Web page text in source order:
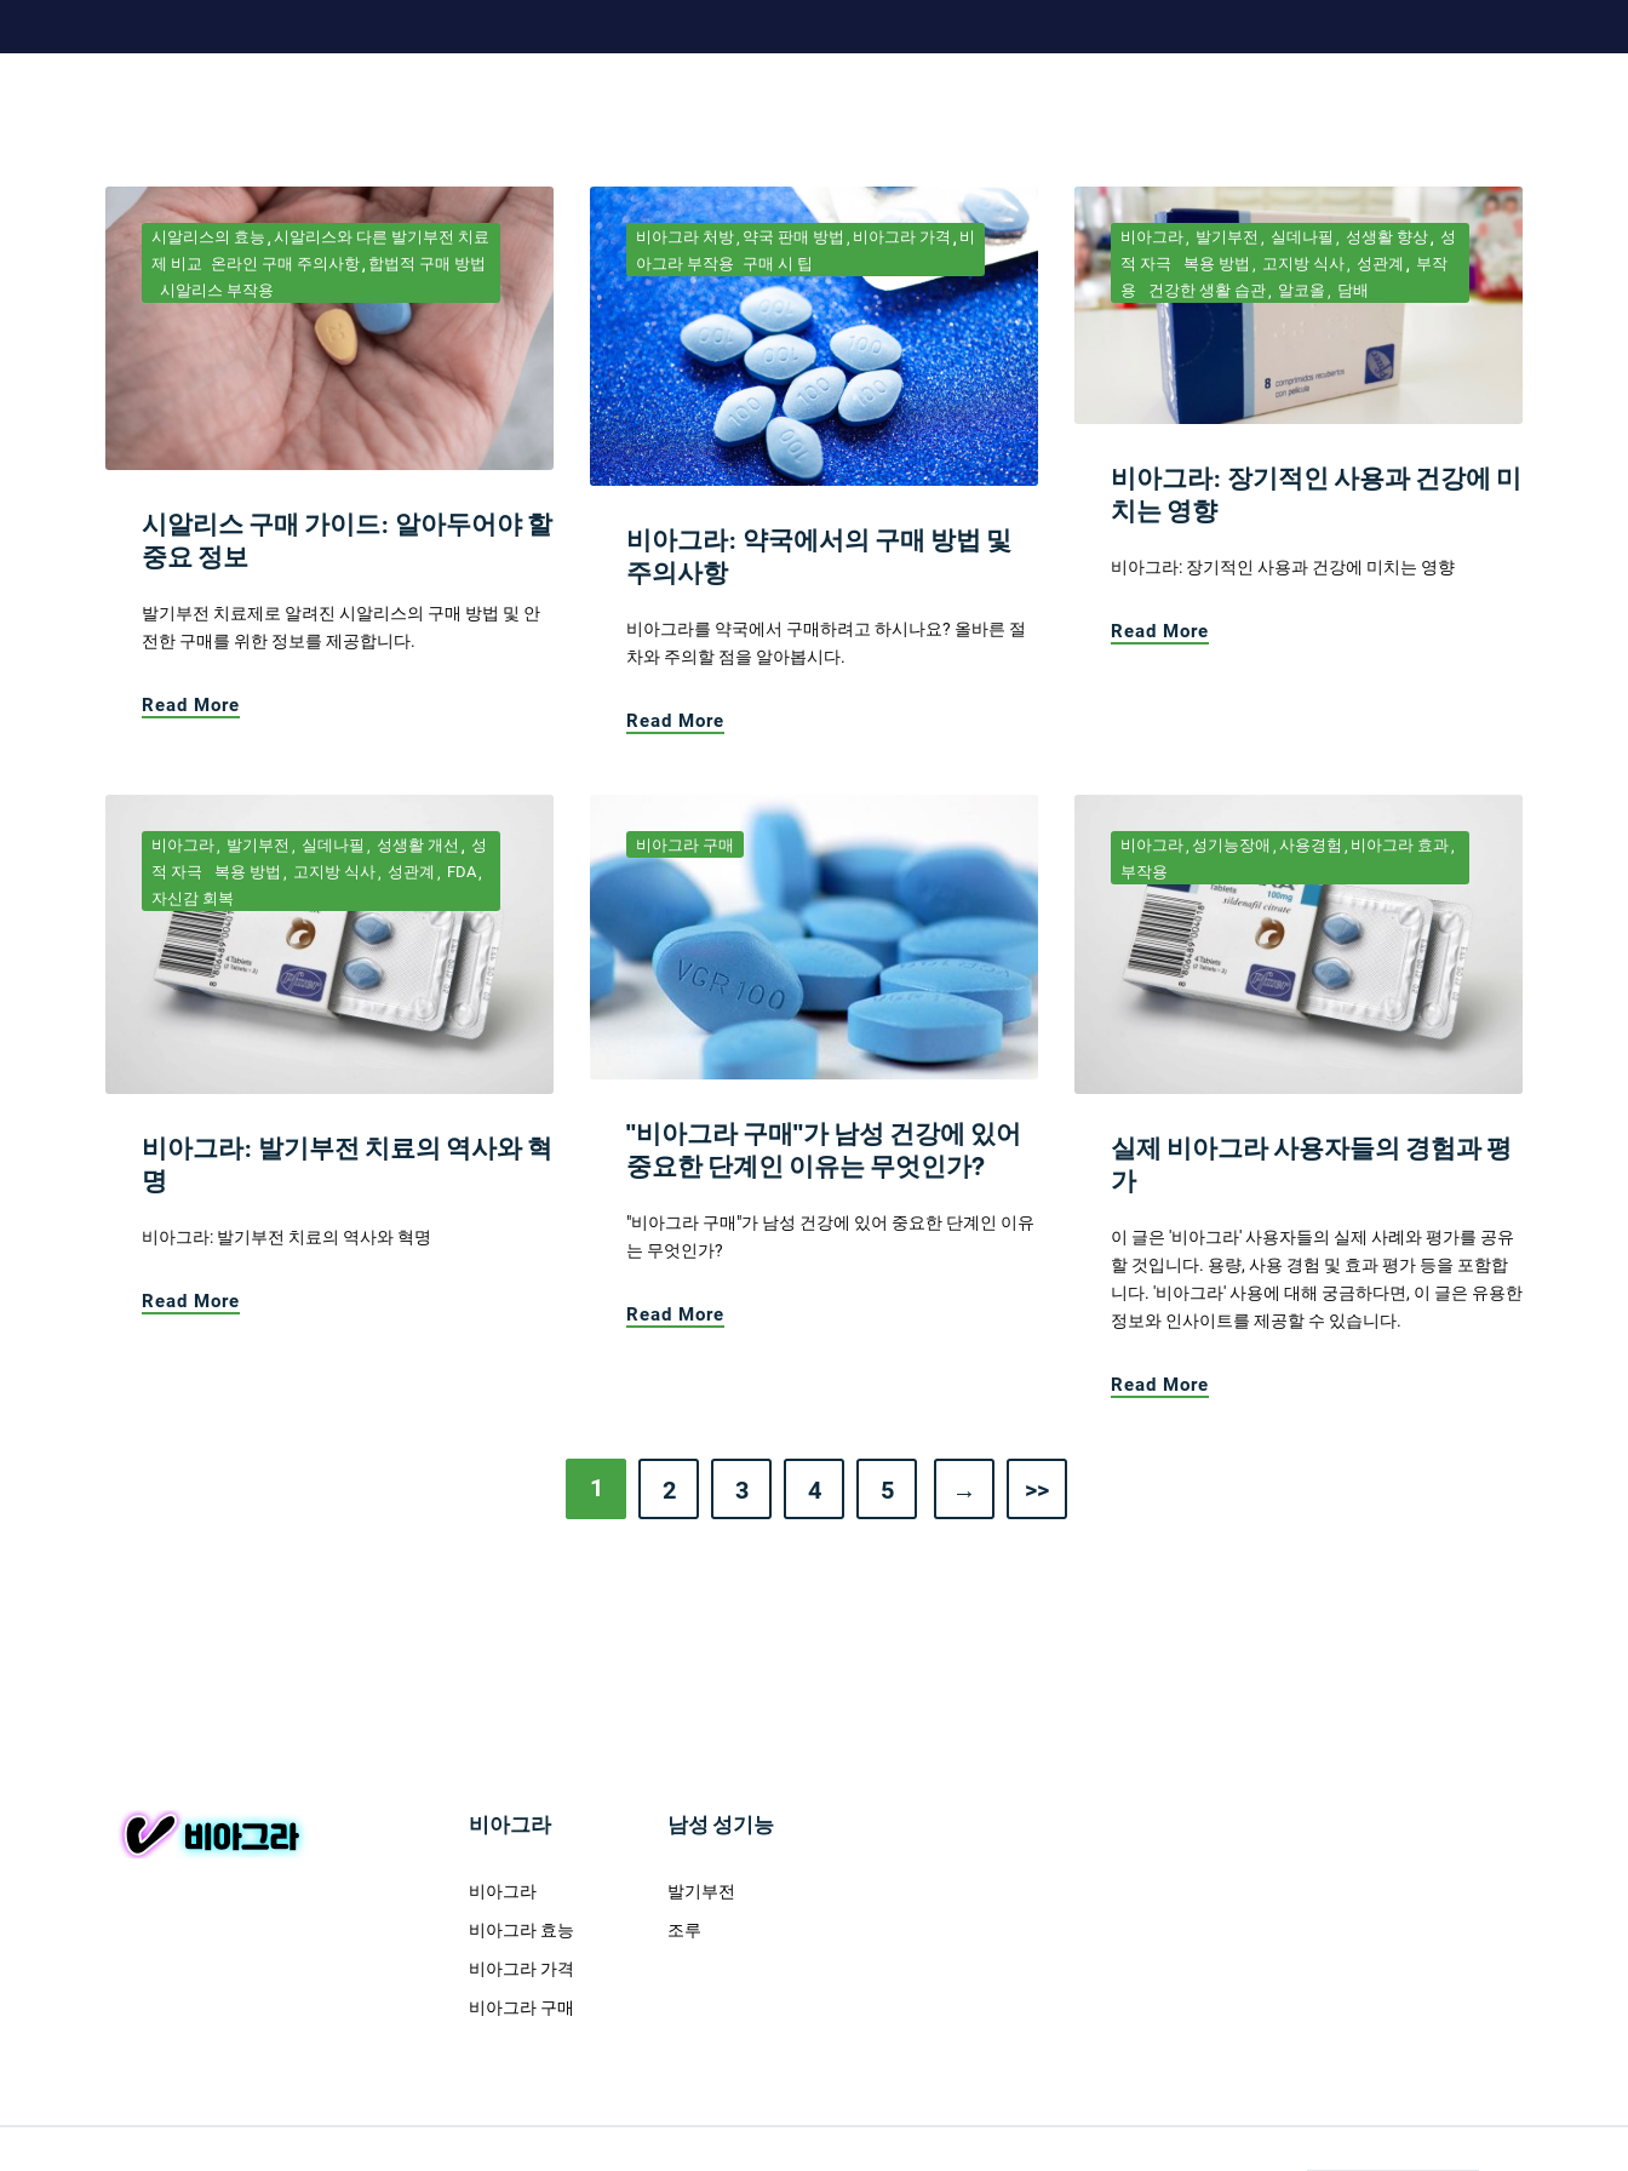
시알리스의 효능 시알리스와 다른 발기부전 치료
제 비교 온라인 구매 주의사항 합법적 구매 방법
시알리스 부작용
시알리스 구매 가이드: 알아두어야 할
중요 정보
발기부전 치료제로 알려진 시알리스의 구매 방법 및 안
전한 구매를 위한 정보를 제공합니다.
Read More
비아그라 처방 약국 판매 방법 비아그라 가격
비
아그라 부작용 구매 시 팁
비아그라: 약국에서의 구매 방법 및
주의사항
비아그라를 약국에서 구매하려고 하시나요? 올바른 절
차와 주의할 점을 알아봅시다.
Read More
비아그라 발기부전 실데나필 성생활 향상
성
적 자극
복용 방법 고지방 식사 성관계
부작
용
건강한 생활 습관 알코올 담배
비아그라: 장기적인 사용과 건강에 미
치는 영향
비아그라: 장기적인 사용과 건강에 미치는 영향
Read More
비아그라 발기부전 실데나필 성생활 개선
성
적 자극
복용 방법 고지방 식사 성관계
FDA
자신감 회복
비아그라: 발기부전 치료의 역사와 혁
명
비아그라: 발기부전 치료의 역사와 혁명
Read More
비아그라 구매
"비아그라 구매"가 남성 건강에 있어
중요한 단계인 이유는 무엇인가?
"비아그라 구매"가 남성 건강에 있어 중요한 단계인 이유
는 무엇인가?
Read More
비아그라 성기능장애 사용경험
비아그라 효과
부작용
실제 비아그라 사용자들의 경험과 평
가
이 글은 '비아그라' 사용자들의 실제 사례와 평가를 공유
할 것입니다. 용량, 사용 경험 및 효과 평가 등을 포함합
니다. '비아그라' 사용에 대해 궁금하다면, 이 글은 유용한
정보와 인사이트를 제공할 수 있습니다.
Read More
1 2 3 4 5 → >>
비아그라
비아그라
비아그라 효능
비아그라 가격
비아그라 구매
남성 성기능
발기부전
조루